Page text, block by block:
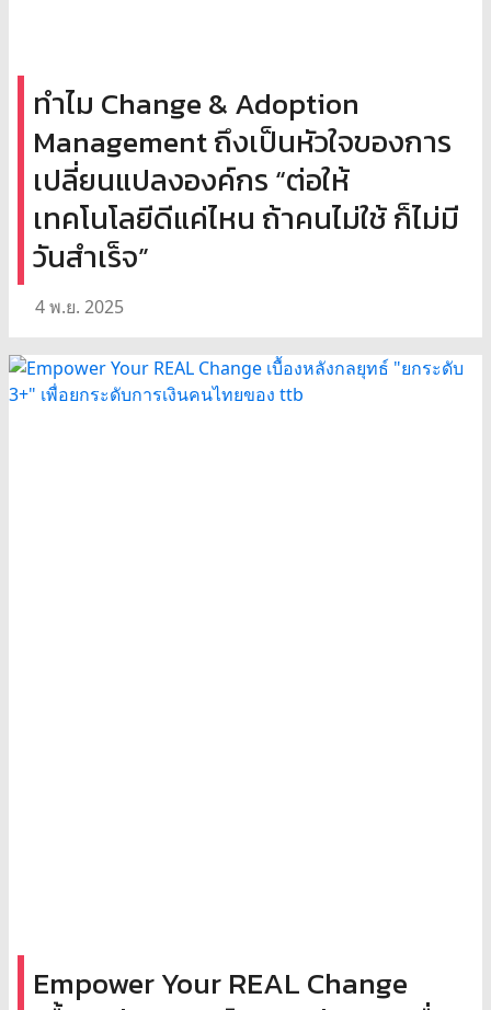
ทำไม Change & Adoption
Management ถึงเป็นหัวใจของการ
เปลี่ยนแปลงองค์กร “ต่อให้
เทคโนโลยีดีแค่ไหน ถ้าคนไม่ใช้ ก็ไม่มี
วันสำเร็จ”
4 พ.ย. 2025
Empower Your REAL Change